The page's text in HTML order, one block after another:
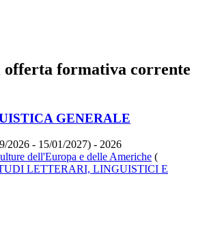
offerta formativa corrente
GENERALE
2026 - 15/01/2027) - 2026
dell'Europa e delle Americhe (
LETTERARI, LINGUISTICI E